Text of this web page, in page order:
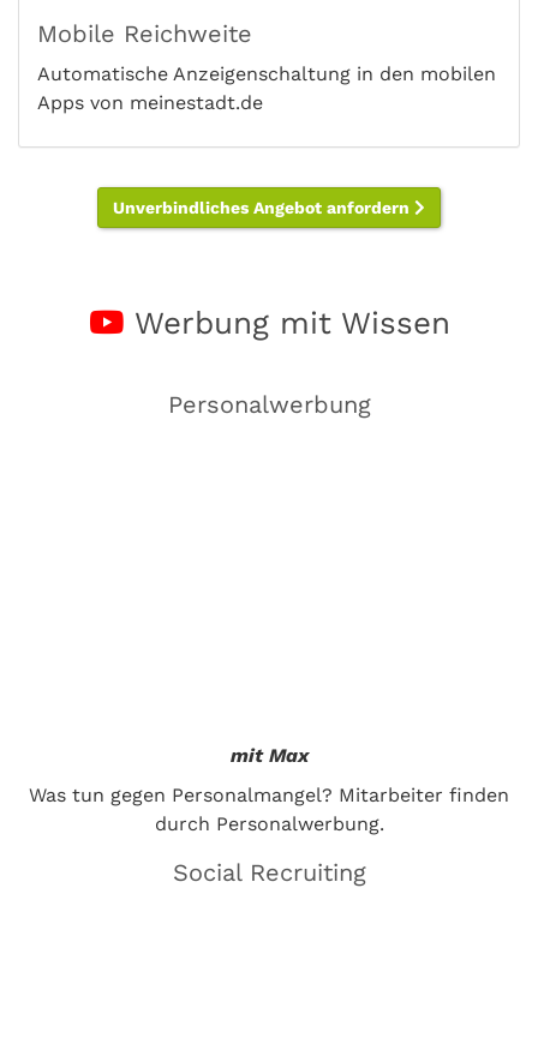
Mobile Reichweite
Automatische Anzeigenschaltung in den mobilen
Apps von meinestadt.de
Unverbindliches Angebot anfordern
Werbung mit Wissen
Personalwerbung
mit Max
Was tun gegen Personalmangel? Mitarbeiter finden
durch Personalwerbung.
Social Recruiting